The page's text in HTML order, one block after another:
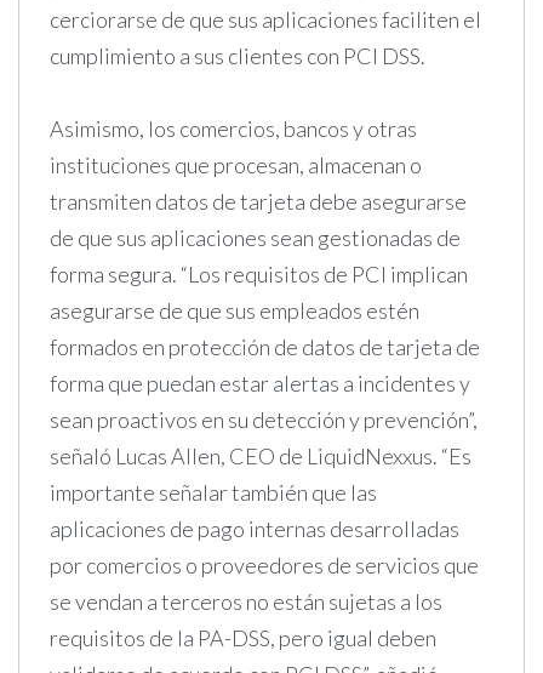
cerciorarse de que sus aplicaciones faciliten el
cumplimiento a sus clientes con PCI DSS.
Asimismo, los comercios, bancos y otras
instituciones que procesan, almacenan o
transmiten datos de tarjeta debe asegurarse
de que sus aplicaciones sean gestionadas de
forma segura. “Los requisitos de PCI implican
asegurarse de que sus empleados estén
formados en protección de datos de tarjeta de
forma que puedan estar alertas a incidentes y
sean proactivos en su detección y prevención”,
señaló Lucas Allen, CEO de LiquidNexxus. “Es
importante señalar también que las
aplicaciones de pago internas desarrolladas
por comercios o proveedores de servicios que
se vendan a terceros no están sujetas a los
requisitos de la PA-DSS, pero igual deben